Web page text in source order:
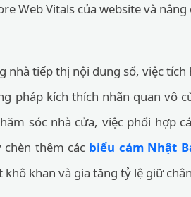
Web Vitals của website và
nhà tiếp thị nội dung số, việc
pháp kích thích nhãn quan vô
sóc nhà cửa, việc phối hợp
thêm các biểu cảm Nhật
khan và gia tăng tỷ lệ giữ